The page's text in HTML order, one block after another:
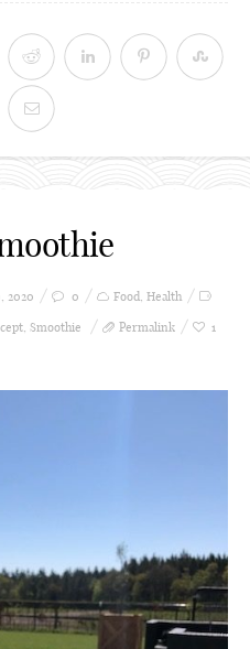
2020 0 Food, Health
, Smoothie Permalink 1